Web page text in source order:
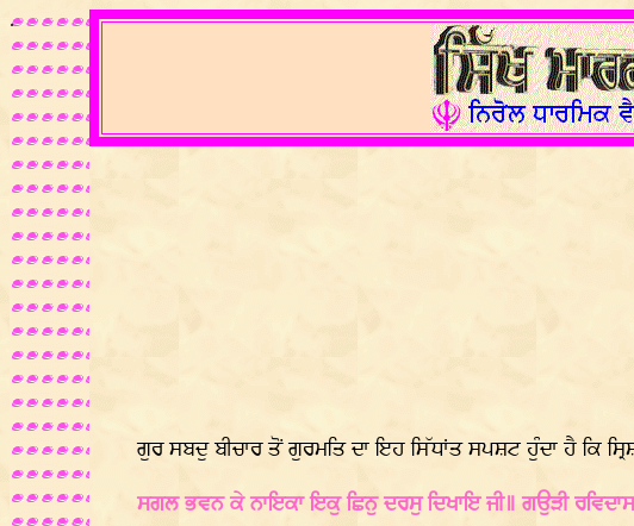
.
ਗੁਰ ਸਬਦੁ ਬੀਚਾਰ ਤੋਂ ਗੁਰਮਤਿ ਦਾ ਇਹ ਸਿੱਧਾਂਤ ਸਪਸ਼ਟ ਹੁੰਦਾ ਹੈ ਕਿ
ਸਗਲ ਭਵਨ ਕੇ ਨਾਇਕਾ ਇਕੁ ਛਿਨੁ ਦਰਸੁ ਦਿਖਾਇ ਜੀ॥ ਗਉੜੀ